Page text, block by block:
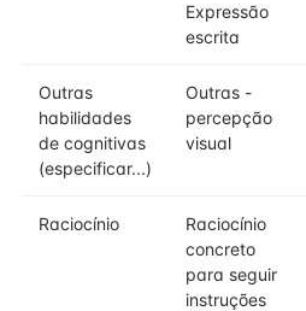
Expressão
escrita
Outras
habilidades
de cognitivas
(especificar...)
Outras -
percepção
visual
Raciocínio
Raciocínio
concreto
para seguir
instruções